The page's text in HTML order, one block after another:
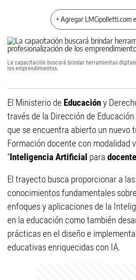
+ Agregar LMCipolletti.com
La capacitación buscará brindar herramientas
los emprendimientos.
El Ministerio de Educacióny
través de la Dirección de
que se encuentra abierto un nuevo
Formación docente con modalidad
“Inteligencia Artificial para
El trayecto busca proporcionar a
conocimientos fundamentales
enfoques y aplicaciones de la
en la educación como también
prácticas en el diseño e
educativas enriquecidas con IA.